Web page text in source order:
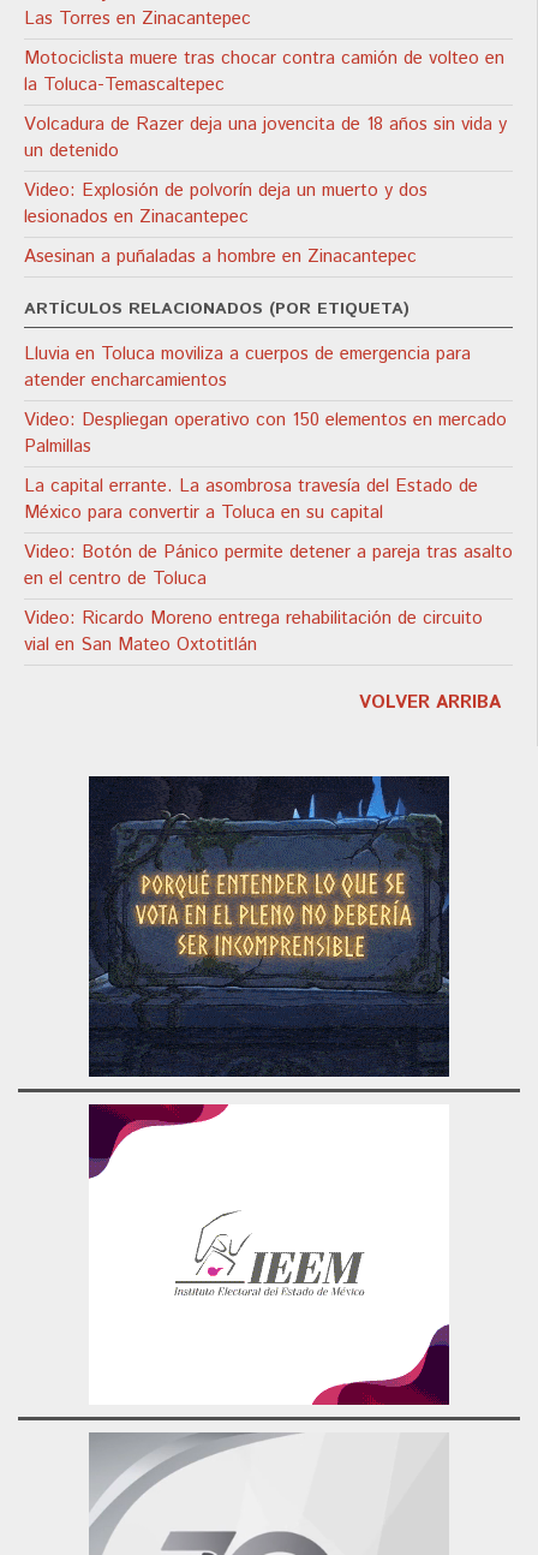
Las Torres en Zinacantepec
Motociclista muere tras chocar contra camión de volteo en
la Toluca-Temascaltepec
Volcadura de Razer deja una jovencita de 18 años sin vida y
un detenido
Video: Explosión de polvorín deja un muerto y dos
lesionados en Zinacantepec
Asesinan a puñaladas a hombre en Zinacantepec
ARTÍCULOS RELACIONADOS (POR ETIQUETA)
Lluvia en Toluca moviliza a cuerpos de emergencia para
atender encharcamientos
Video: Despliegan operativo con 150 elementos en mercado
Palmillas
La capital errante. La asombrosa travesía del Estado de
México para convertir a Toluca en su capital
Video: Botón de Pánico permite detener a pareja tras asalto
en el centro de Toluca
Video: Ricardo Moreno entrega rehabilitación de circuito
vial en San Mateo Oxtotitlán
VOLVER ARRIBA